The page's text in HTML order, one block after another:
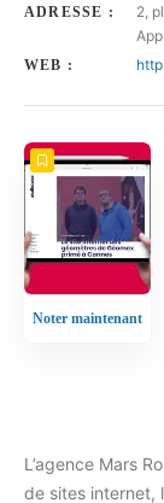
ADRESSE :
2,
WEB :
Noter maintenant
L’agence Mars
de sites internet,